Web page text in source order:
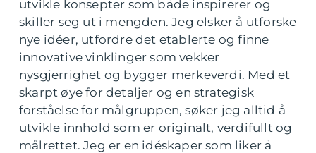
utvikle konsepter som både inspirerer og
skiller seg ut i mengden. Jeg elsker å utforske
nye idéer, utfordre det etablerte og finne
innovative vinklinger som vekker
nysgjerrighet og bygger merkeverdi. Med et
skarpt øye for detaljer og en strategisk
forståelse for målgruppen, søker jeg alltid å
utvikle innhold som er originalt, verdifullt og
målrettet. Jeg er en idéskaper som liker å